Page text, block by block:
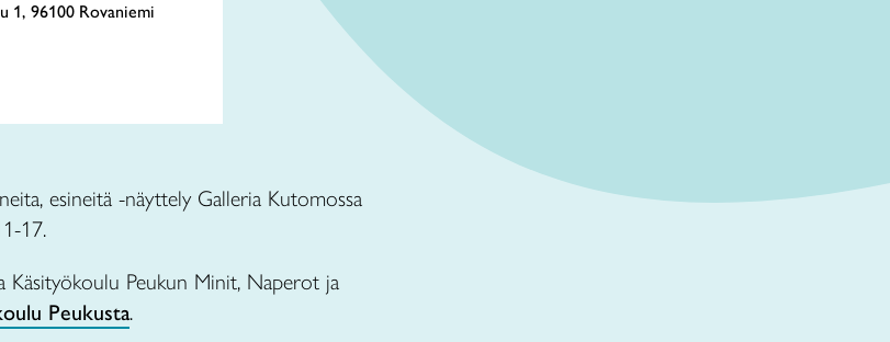
1, 96100 Rovaniemi
esineitä -näyttely Galleria Kutomossa
17.
Käsityökoulu Peukun Minit, Naperot ja
Peukusta.